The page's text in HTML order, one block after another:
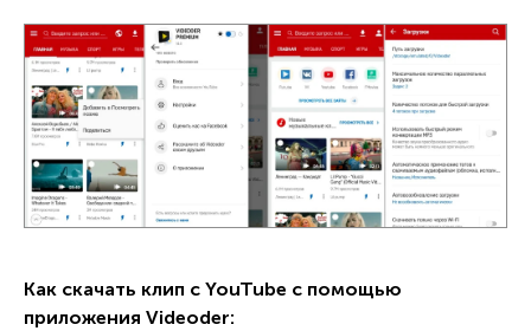
Как скачать клип с YouTube с помощью
приложения Videoder: